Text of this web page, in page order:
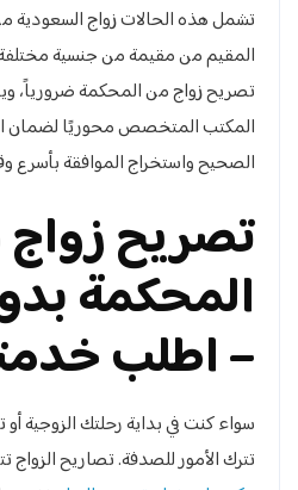
تشمل هذه الحالات زواج السعودية
المقيم من مقيمة من جنسية
تصريح زواج من المحكمة ضرورياً،
المكتب المتخصص محوريًا لضمان
الصحيح واستخراج الموافقة بأسرع
تصريح
المحكمة
– اطلب
سواء كنت في بداية رحلتك الزوجية أو
تترك الأمور للصدفة. تصاريح